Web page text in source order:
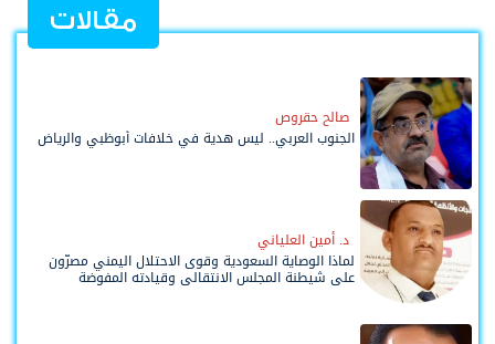
مقالات
صالح حقروص
الجنوب العربي.. ليس هدية في خلافات أبوظبي والرياض
د. أمين العلياني
لماذا الوصاية السعودية وقوى الاحتلال اليمني مصرّون
على شيطنة المجلس الانتقالي وقيادته المفوضة